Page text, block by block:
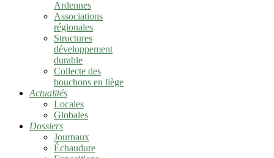
Ardennes
Associations
régionales
Structures
développement
durable
Collecte des
bouchons en liège
Actualités
Locales
Globales
Dossiers
Journaux
Échaudure